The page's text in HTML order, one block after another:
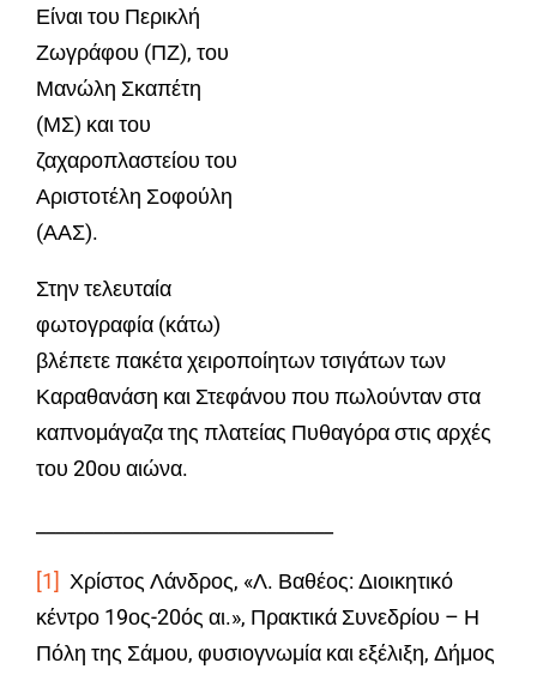
Είναι του Περικλή
Ζωγράφου (ΠΖ), του
Μανώλη Σκαπέτη
(ΜΣ) και του
ζαχαροπλαστείου του
Αριστοτέλη Σοφούλη
(ΑΑΣ).
Στην τελευταία
φωτογραφία (κάτω)
βλέπετε πακέτα χειροποίητων τσιγάτων των
Καραθανάση και Στεφάνου που πωλούνταν στα
καπνομάγαζα της πλατείας Πυθαγόρα στις αρχές
του 20ου αιώνα.
[1] Χρίστος Λάνδρος, «Λ. Βαθέος: Διοικητικό
κέντρο 19ος-20ός αι.», Πρακτικά Συνεδρίου – Η
Πόλη της Σάμου, φυσιογνωμία και εξέλιξη, Δήμος